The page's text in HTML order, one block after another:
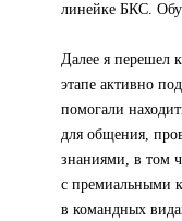
линейке БКС.
Далее я перешел
этапе активно
помогали
для общения,
знаниями, в том
с премиальными
в командных